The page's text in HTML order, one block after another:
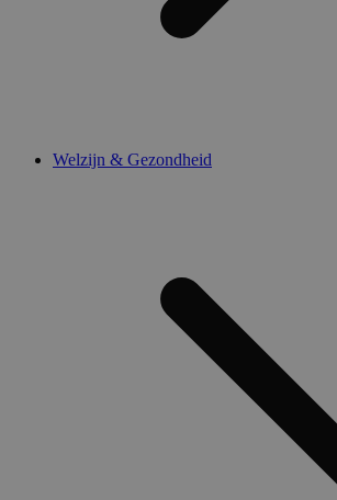
Welzijn & Gezondheid